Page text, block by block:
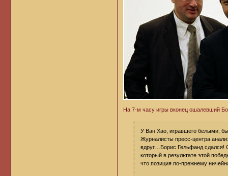
На 7-м часу игры вконец ошалевший
У Ван Хао, игравшего белыми,
Журналисты пресс-центра
вдруг…Борис Гельфанд сдался!
который в результате этой
что позиция по-прежнему